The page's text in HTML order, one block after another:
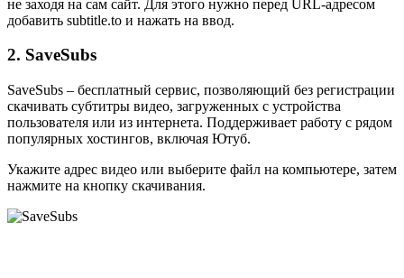
не заходя на сам сайт. Для этого нужно перед URL-адресом
добавить subtitle.to и нажать на ввод.
2. SaveSubs
SaveSubs – бесплатный сервис, позволяющий без регистрации
скачивать субтитры видео, загруженных с устройства
пользователя или из интернета. Поддерживает работу с рядом
популярных хостингов, включая Ютуб.
Укажите адрес видео или выберите файл на компьютере, затем
нажмите на кнопку скачивания.